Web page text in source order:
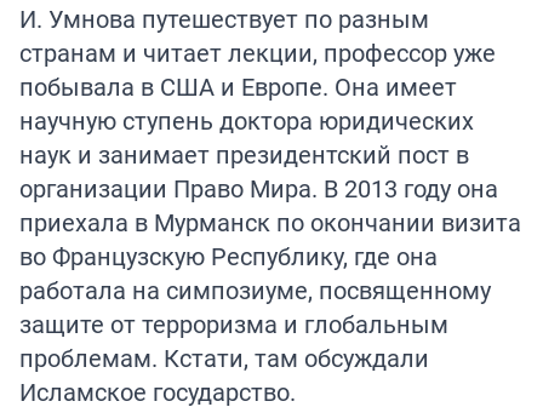
И. Умнова путешествует по разным
странам и читает лекции, профессор уже
побывала в США и Европе. Она имеет
научную ступень доктора юридических
наук и занимает президентский пост в
организации Право Мира. В 2013 году она
приехала в Мурманск по окончании визита
во Французскую Республику, где она
работала на симпозиуме, посвященному
защите от терроризма и глобальным
проблемам. Кстати, там обсуждали
Исламское государство.